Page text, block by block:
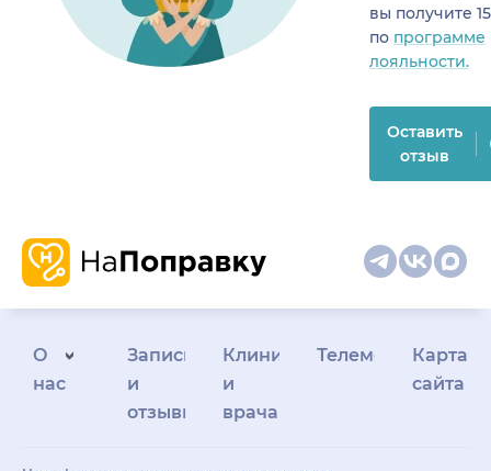
вы получите
по программе
лояльности.
Оставить
отзыв
О
нас
Запись
и
отзывы
Клиникам
и
врачам
Телемедицина
Карта
сайта